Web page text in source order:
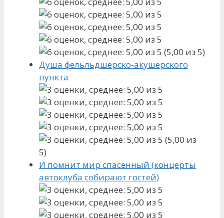
(5,00 из 5)
Душа фельльдшерско-акушерского
пункта
(5,00 из
5)
И помнит мир спасенный (концерты
автоклуба собирают гостей)